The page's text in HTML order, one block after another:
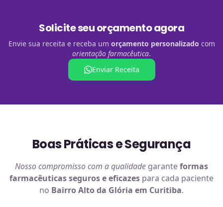
Solicite seu orçamento agora
Envie sua receita e receba um orçamento personalizado com
orientação farmacêutica.
Enviar Receita
Boas Práticas e Segurança
Nosso compromisso com a qualidade garanteformas
farmacêuticasseguros e eficazes para cada paciente
no Bairro Alto da Glória em Curitiba.